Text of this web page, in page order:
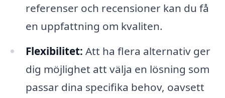
referenser och recensioner kan du få
en uppfattning om kvaliten.
Flexibilitet: Att ha flera alternativ ger
dig möjlighet att välja en lösning som
passar dina specifika behov, oavsett